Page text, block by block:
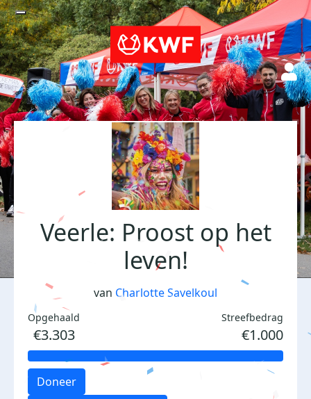
Veerle: Proost op het
leven!
van Charlotte Savelkoul
Opgehaald
€3.303
Streefbedrag
€1.000
Doneer